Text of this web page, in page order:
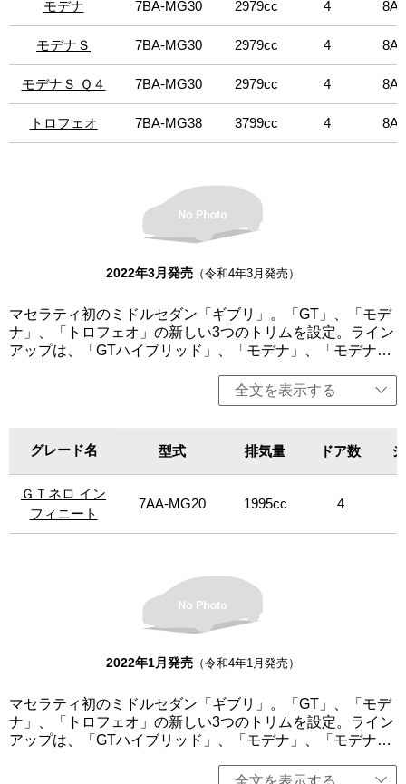
Pop‐up Storeで世界に先駆けて初公開された特別展示車
ーだけでなく、ホイールやドア・ハンドルなどの細部にま
でブラックカラーへのこだわりが行き届き、インテリアは
プレミアムレザーとアルカンターラのコンビネーションに
よって構成されている。他にも、このモデルのためだけに
特別にデザインされた専用グリル及びロゴをあしらった象
徴的なフロントグリルや、20インチのUranoマットブラッ
ザインが圧倒的な存在感を醸成している。また、価格改定
を行った。「オペラネラ」は右ハンドル、「モデナS Q4」
は左ハンドルのみ、その他は左右ハンドル設定。
モデナ
モデナＳ
モデナＳ Ｑ４
トロフェオ
モデナ 7BA-MG30 2979cc 4 8AT
モデナＳ 7BA-MG30 2979cc 4 8AT
モデナＳ Ｑ４ 7BA-MG30 2979cc 4 8AT
トロフェオ 7BA-MG38 3799cc 4 8AT
2022年3月発売 （令和4年3月発売）
マセラティ初のミドルセダン「ギブリ」。「GT」、「モデ
ナ」、「トロフェオ」の新しい3つのトリムを設定。ライン
アップは、「GTハイブリッド」、「モデナ」、「モデナ
は、マセラティの個性、魅力、エレガンスを際立たせ、都
会的でミニマルなアーバンライフスタイルを体現。「GTハ
を搭載。エクステリアでは、クロームのインサートを施す
ことで、いで立ちがより強化される一方、19インチのホイ
ールのリムには合金が使用されている。インテリアは、ダ
ークミラートリム採用。モデナは、生まれもったエレガン
スとダイナミズム、そして運転する楽しさ、これらのバラ
ンスを求める人のためのモデルとなっている。「モデナ」
レッドブレーキキャリパーを装備。「トロフェオ」は、マ
セラティの個性である最大限のパフォーマンスを表現。快
適性を犠牲にすることなく、しっかりとパフォーマンスに
何よりもパフォーマンスの点で最上位に位置し、580馬力の
カーボンファイバー製のトリム、21インチのアルミホイー
ルリム、レッドのブレーキキャリパーを採用。インテリア
は、フルグレインの「Pieno Fiore」天然皮革を使用したス
ポーツシートを備えた豪華なものとなっている。限定車
に、「グランスポーツ」をベースにマセラティ史上もっと
全文を表示する
グレード名
ＧＴネロ イン
フィニート
グレード名 型式 排気量 ドア数
ＧＴネロ イン
フィニート
7AA-MG20 1995cc 4
2022年1月発売 （令和4年1月発売）
マセラティ初のミドルセダン「ギブリ」。「GT」、「モデ
ナ」、「トロフェオ」の新しい3つのトリムを設定。ライン
アップは、「GTハイブリッド」、「モデナ」、「モデナ
は、マセラティの個性、魅力、エレガンスを際立たせ、都
全文を表示する